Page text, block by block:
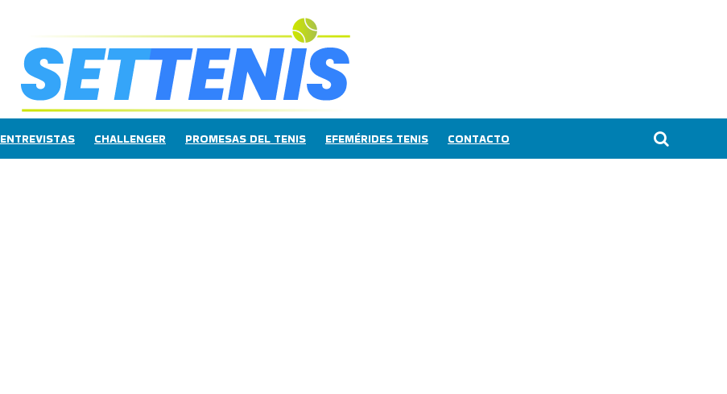
ENTREVISTAS CHALLENGER PROMESAS DEL TENIS EFEMÉRIDES TENIS CONTACTO